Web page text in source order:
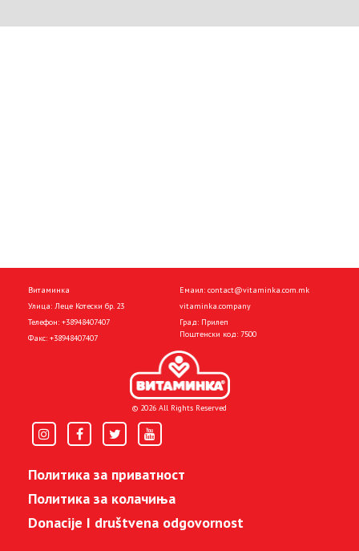
Витаминка
Улица: Леце Котески бр. 23
Телефон: +38948407407
Факс: +38948407407
Емаил: contact@vitaminka.com.mk
vitaminka.company
Град: Прилеп
Поштенски код: 7500
© 2026 All Rights Reserved
Политика за приватност
Политика за колачиња
Donacije I društvena odgovornost